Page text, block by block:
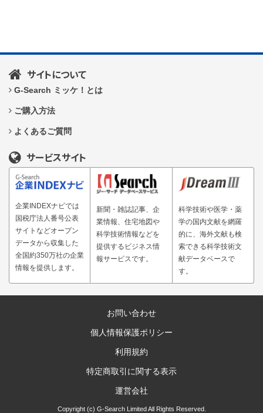
サイトについて
G-Search ミッケ！とは
ご購入方法
よくあるご質問
サービスサイト
企業INDEXナビでは
国税庁法人番号公表
サイトなどオープン
データから収集した
全国約350万社の企業
情報を提供します。
新聞・雑誌記事、企
業情報、住宅地図や
科学技術情報などを
提供するビジネス情
報サービスです。
科学技術や医学・薬
学の国内文献を網羅
的に、海外文献も検
索できる科学技術文
献データベースで
す。
お問い合わせ
個人情報保護ポリシー
利用規約
特定商取引に関する表示
運営会社
Copyright (c) G-Search Limited All Rights Reserved.